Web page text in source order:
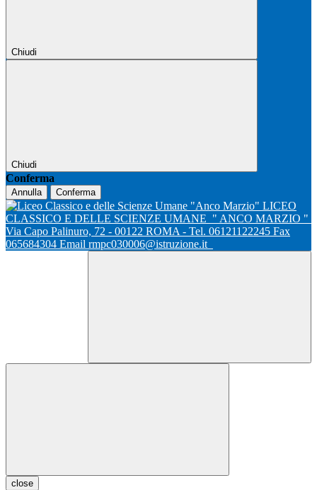
Chiudi
Chiudi
Conferma
Annulla Conferma
LICEO
CLASSICO E DELLE SCIENZE UMANE " ANCO MARZIO "
Via Capo Palinuro, 72 - 00122 ROMA - Tel. 06121122245 Fax
065684304 Email rmpc030006@istruzione.it
close